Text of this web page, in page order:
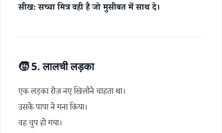
सीख: सच्चा मित्र वही है जो मुसीबत में साथ दे।
🧒 5. लालची लड़का
एक लड़का रोज़ नए खिलौने चाहता था।
उसके पापा ने मना किया।
वह चुप हो गया।